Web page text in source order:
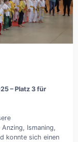
– Platz 3 für
Ismaning,
konnte sich einen